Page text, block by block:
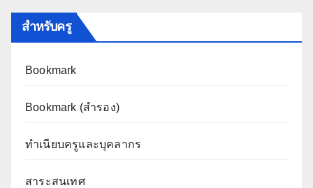
สำหรับครู
Bookmark
Bookmark (สำรอง)
ทำเนียบครูและบุคลากร
สาระสนเทศ